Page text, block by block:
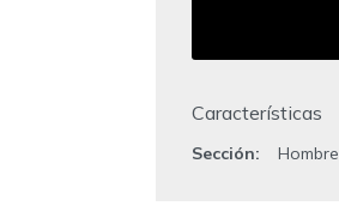
Características
Sección Hombre